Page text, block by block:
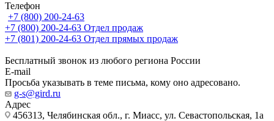
Телефон
+7 (800) 200-24-63
+7 (800) 200-24-63 Отдел продаж
+7 (801) 200-24-63 Отдел прямых продаж
Бесплатный звонок из любого региона России
E-mail
Просьба указывать в теме письма, кому оно адресовано.
g-s@gird.ru
Адрес
456313, Челябинская обл., г. Миасс, ул. Севастопольская, 1а